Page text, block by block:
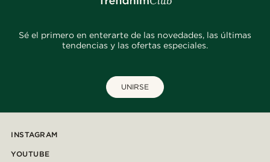
Sé el primero en enterarte de las novedades, las últimas
tendencias y las ofertas especiales.
UNIRSE
INSTAGRAM
YOUTUBE